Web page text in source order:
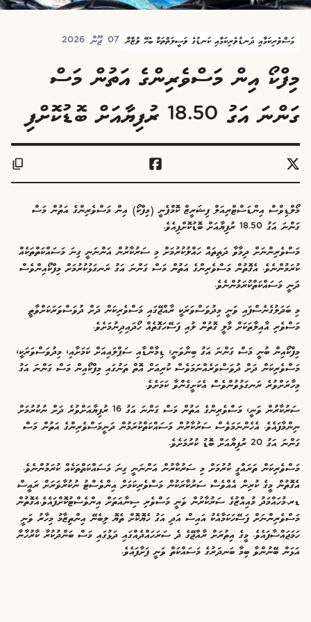
މަސްވެރިކަމާއި ދަނޑުވެރިކަމާއި ކަނޑުގެ ވަސީލަތްތަކާ ބެހޭ ވުޒާރާ 07 ޖޫން 2026
މިފްކޯ އިން މަސްވެރިންގެ އަތުން މަސް
ގަންނަ އަގު 18.50 ރުފިޔާއަށް ބޮޑުކޮށްފި
މޯލްޑިވްސް އިންޑަސްޓްރިއަލް ފިޝަރީޒް ކޮމްޕެނީ (މިފްކޯ) އިން މަސްވެރިންގެ އަތުން މަސް
ގަންނަ އަގު 18.50 ރުފިޔާއަށް ބޮޑުކޮށްފިއެވެ.
މަސްވެރިންނަށް ދިމާވާ ދަތިތައް ހައްލުކުރުމަށް މި ސަރުކާރުން އަންނަނީ ގިނަ މަސައްކަތްތަކެއް
ކުރަމުންނެވެ. އެގޮތުން މަސްވެރިންގެ އަތުން މަސް ގަންނަ އަގު ރަނގަޅުކުރުމަށް މިފްކޯއިންވެސް
ދަނީ މަސައްކަތްކުރަމުންނެވެ.
މި ބަދަލުގެނެސްފައި ވަނީ މިދުވަސްވަރަކީ ރާއްޖޭގައި މަސްވެރިކަން ދަށް ދުވަސްވަރަކަށްވާތީ
މަސްވެރި އާއިލާތަކަށް މާލީ ގޮތުން ލުއި ފަސޭހަގޮތެއް ހޯދައިދިނުމަށެވެ.
މިފްކޯއިން ބުނީ މަސް ގަންނަ އަގު ބިނާވަނީ، ޑިމާންޑާއި ސަޕްލައިއަށް ކަމަށާއި، މިދުވަސްވަރަކީ،
މަސްވެރިކަން ދަށް ދުވަސްވަރެއްނަމަވެސް ކުރިއަށް އޮތް ތަނުގައި މިފްކޯއިން މަސް ގަންނަ އަގު
މިހާރަށްވުރެ ރަނގަޅުވުންވެސް އެކަށީގެންވާ ކަމަށެވެ.
ސަރުކާރުން ވަނީ، މަސްވެރިންގެ އަތުން މަސް ގަންނަ އަގު 16 ރުފިޔާއަށްވުރެ ދަށް ނުކުރުމަށް
ނިންމާފައެވެ. އެހެންނަމަވެސް ސަރުކާރުން މަސައްކަތްކުރަމުން ދަނީމަސްވެރިންގެ އަތުން މަސް
ގަންނަ އަގު 20 ރުފިޔާއަށް ބޮޑު ކުރުމަށެވެ.
މަސްވެރިކަން ތަރައްގީ ކުރުމަށް މި ސަރުކާރުން އަންނަނީ ގިނަ މަސައްކަތްތަކެއް ކުރަމުންނެވެ.
އެގޮތުން މީގެ ކުރިން އެއްވެސް ސަރުކާރަކުން މަސްވެރިކަމަށް އިންވެސްޓު ނުކުރާވަރަށް ރައީސް
ޑރ.މުހައްމަދު މުއިއްޒުގެ ސަރުކާރުން ވަނީ މަސްވެރި ސިނާއަތަށް އިންވެސްޓުކޮށްފައެވެ.އެގޮތުން
މަސްވެރިންނަށް ފަސޭހަކަމާއެކު އައިސް އަދި އަގު ހެޔޮކޮށް ތެޔޮ ލިބެނޭ އިންތިޒާމު މިހާރު ވަނީ
ހަމަޖައްސާފައެވެ. މީގެ އިތުރަށް ރާއްޖޭގެ ދެ ސަރަހައްދެއްގައި ދަޅުގައި މަސް ބަންދުކުރާ ކާރުހާނާ
އަޅަން ބޭނުންވާ ބިމާ ބަނދަރުގެ މަސައްކަތް ވަނީ ފަށާފައެވެ.